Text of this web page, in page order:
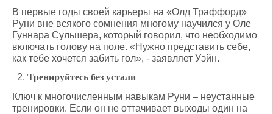
В первые годы своей карьеры на «Олд Траффорд»
Руни вне всякого сомнения многому научился у Оле
Гуннара Сульшера, который говорил, что необходимо
включать голову на поле. «Нужно представить себе,
как тебе хочется забить гол», - заявляет Уэйн.
Тренируйтесь без устали
Ключ к многочисленным навыкам Руни – неустанные
тренировки. Если он не оттачивает выходы один на